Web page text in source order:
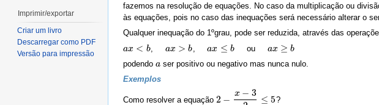
fazemos na resolução de equações. No caso da multiplicação ou
às equações, pois no caso das inequações será necessário alterar o
Qualquer inequação do 1ºgrau, pode ser reduzida, através das
ax < b
ax< b ax > b
>b ax ≤ b
≤b ou ax ≥ b
≥b
podendo a
a ser positivo ou negativo mas nunca nulo.
Exemplos
Como resolver a equação 2 −
x − 3
≤ 5
2 −x −32≤5 ?
Imprimir/exportar
Criar um livro
Descarregar como PDF
Versão para impressão